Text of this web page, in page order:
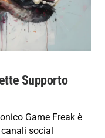
Supporto
Game Freak è
social